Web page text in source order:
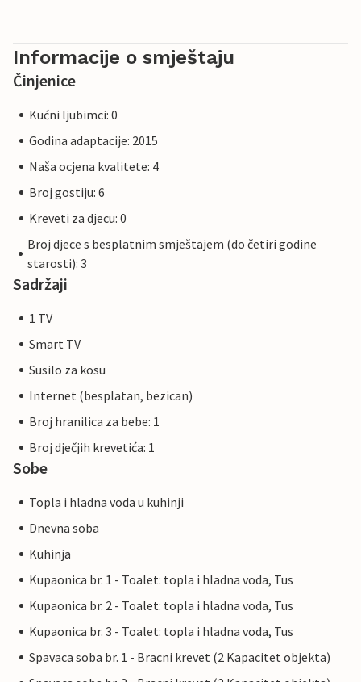
Informacije o smještaju
Činjenice
Kućni ljubimci: 0
Godina adaptacije: 2015
Naša ocjena kvalitete: 4
Broj gostiju: 6
Kreveti za djecu: 0
Broj djece s besplatnim smještajem (do četiri godine
starosti): 3
Sadržaji
1 TV
Smart TV
Susilo za kosu
Internet (besplatan, bezican)
Broj hranilica za bebe: 1
Broj dječjih krevetića: 1
Sobe
Topla i hladna voda u kuhinji
Dnevna soba
Kuhinja
Kupaonica br. 1 - Toalet: topla i hladna voda, Tus
Kupaonica br. 2 - Toalet: topla i hladna voda, Tus
Kupaonica br. 3 - Toalet: topla i hladna voda, Tus
Spavaca soba br. 1 - Bracni krevet (2 Kapacitet objekta)